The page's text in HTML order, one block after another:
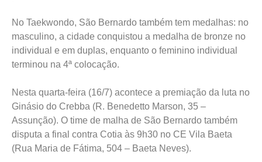
No Taekwondo, São Bernardo também tem medalhas: no
masculino, a cidade conquistou a medalha de bronze no
individual e em duplas, enquanto o feminino individual
terminou na 4ª colocação.
Nesta quarta-feira (16/7) acontece a premiação da luta no
Ginásio do Crebba (R. Benedetto Marson, 35 –
Assunção). O time de malha de São Bernardo também
disputa a final contra Cotia às 9h30 no CE Vila Baeta
(Rua Maria de Fátima, 504 – Baeta Neves).